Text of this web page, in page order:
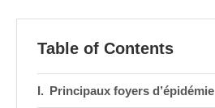
Table of Contents
Principaux foyers d’épidémie